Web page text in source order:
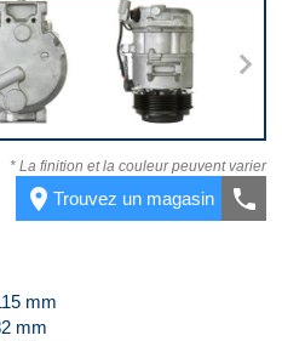
Dessous
* La finition et la couleur peuvent varier
place Trouvez un magasin call
mm
mm